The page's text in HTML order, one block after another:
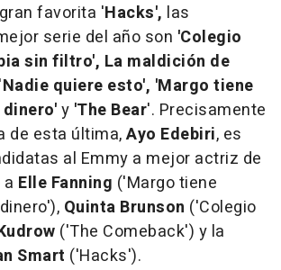
favorita 'Hacks', las
serie del año son 'Colegio
sin filtro', La maldición de
Nadie quiere esto', 'Margo tiene
y 'The Bear'. Precisamente
de esta última,Ayo Edebiri, es
al Emmy a mejor actriz de
Elle Fanning ('Margo tiene
Quinta Brunson ('Colegio
('The Comeback') y la
Smart ('Hacks').